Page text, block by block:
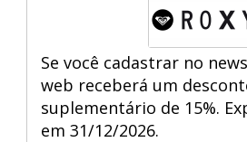
Se você cadastrar no
web receberá um
suplementário de 15%.
em 31/12/2026.